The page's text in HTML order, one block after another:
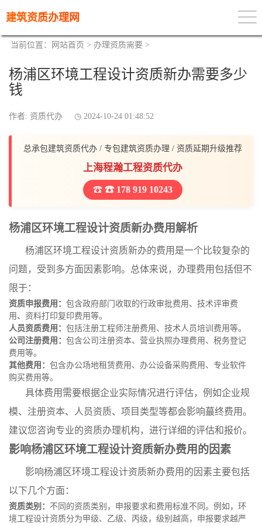
建筑资质办理网
当前位置： 网站首页 > 办理资质需要 >
杨浦区环境工程设计资质新办需要多少
钱
作者: 资质代办 2024-10-24 01:48:52
总承包建筑资质代办 / 专包建筑资质办理 / 资质延期升级推荐
上海程瀚工程资质代办
☎ 178 919 10243
杨浦区环境工程设计资质新办费用解析
杨浦区环境工程设计资质新办的费用是一个比较复杂的
问题，受到多方面因素影响。总体来说，办理费用包括但不
限于：
资质申报费用： 包含政府部门收取的行政审批费用、技术评审费
用、资料打印复印费用等。
人员资质费用： 包括注册工程师注册费用、技术人员培训费用等。
公司注册费用： 包含公司注册资本、营业执照办理费用、税务登记
费用等。
其他费用： 包含办公场地租赁费用、办公设备采购费用、专业软件
购买费用等。
具体费用需要根据企业实际情况进行评估，例如企业规
模、注册资本、人员资质、项目类型等都会影响蕞终费用。
建议您咨询专业的资质办理机构，进行详细的评估和报价。
影响杨浦区环境工程设计资质新办费用的因素
影响杨浦区环境工程设计资质新办费用的因素主要包括
以下几个方面：
资质类别： 不同的资质类别，申报要求和费用标准不同。例如，环
境工程设计资质分为甲级、乙级、丙级，级别越高，申报要求越严